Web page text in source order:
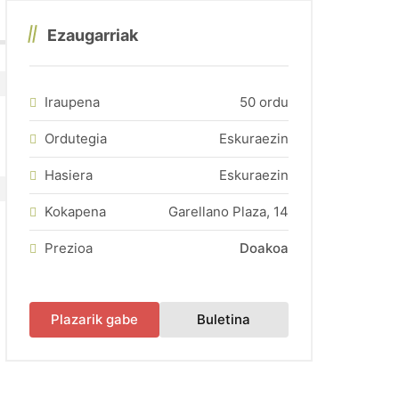
Ezaugarriak
Iraupena 50 ordu
Ordutegia Eskuraezin
Hasiera Eskuraezin
Kokapena Garellano Plaza, 14
Prezioa Doakoa
Plazarik gabe Buletina